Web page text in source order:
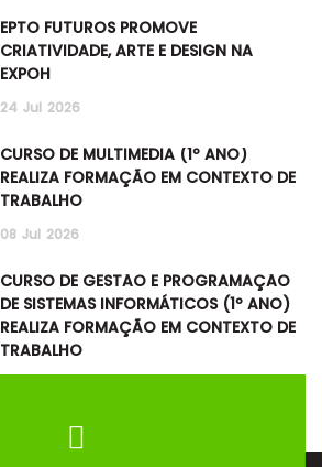
EPTO FUTUROS PROMOVE
CRIATIVIDADE, ARTE E DESIGN NA
EXPOH
24 Jul 2026
CURSO DE MULTIMÉDIA (1º ANO)
REALIZA FORMAÇÃO EM CONTEXTO DE
TRABALHO
08 Jul 2026
CURSO DE GESTÃO E PROGRAMAÇÃO
DE SISTEMAS INFORMÁTICOS (1º ANO)
REALIZA FORMAÇÃO EM CONTEXTO DE
TRABALHO